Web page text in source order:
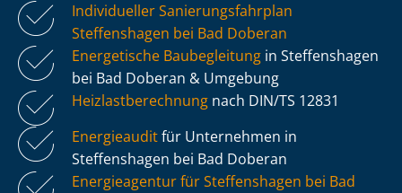
Individueller Sa­nie­rungs­fahr­plan
Steffenshagen bei Bad Doberan
Energetische Baubegleitung in Steffenshagen
bei Bad Doberan & Umgebung
Heiz­last­be­rech­nung nach DIN/TS 12831
Energieauditfür Unternehmen in
Steffenshagen bei Bad Doberan
Energieagentur für Steffenshagen bei Bad